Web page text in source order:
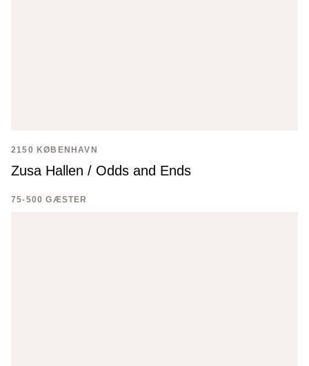
2150 KØBENHAVN
Zusa Hallen / Odds and Ends
75-500 GÆSTER